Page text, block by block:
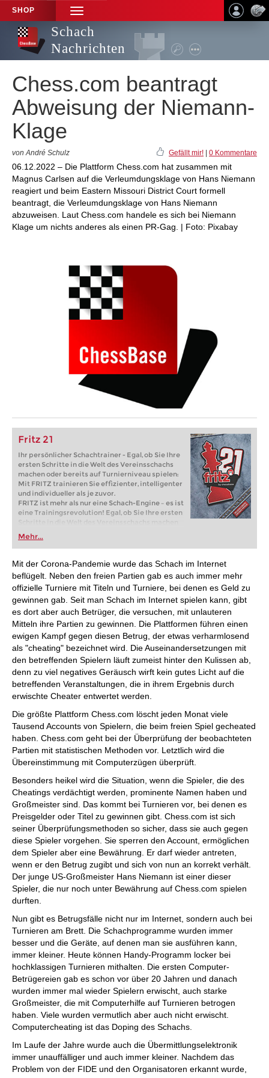
SHOP
TOGGLE
NAVIGATION
Schach
Nachrichten
Chess.com beantragt
Abweisung der Niemann-
Klage
von André Schulz Gefällt mir! 0 Kommentare
06.12.2022 – Die Plattform Chess.com hat zusammen mit
Magnus Carlsen auf die Verleumdungsklage von Hans Niemann
reagiert und beim Eastern Missouri District Court formell
beantragt, die Verleumdungsklage von Hans Niemann
abzuweisen. Laut Chess.com handele es sich bei Niemann
Klage um nichts anderes als einen PR-Gag. | Foto: Pixabay
Fritz 21
Ihr persönlicher Schachtrainer - Egal, ob Sie Ihre
ersten Schritte in die Welt des Vereinsschachs
machen oder bereits auf Turnierniveau spielen:
Mit FRITZ trainieren Sie effizienter, intelligenter
und individueller als je zuvor.
FRITZ ist mehr als nur eine Schach-Engine – es ist
eine Trainingsrevolution! Egal, ob Sie Ihre ersten
Schritte in die Welt des Vereinsschachs machen
oder bereits auf Turnierniveau spielen: Mit
FRITZ trainieren Sie effizienter, intelligenter und
individueller als je zuvor.
Mehr...
Mit der Corona-Pandemie wurde das Schach im Internet
beflügelt. Neben den freien Partien gab es auch immer mehr
offizielle Turniere mit Titeln und Turniere, bei denen es Geld zu
gewinnen gab. Seit man Schach im Internet spielen kann, gibt
es dort aber auch Betrüger, die versuchen, mit unlauteren
Mitteln ihre Partien zu gewinnen. Die Plattformen führen einen
ewigen Kampf gegen diesen Betrug, der etwas verharmlosend
als "cheating" bezeichnet wird. Die Auseinandersetzungen mit
den betreffenden Spielern läuft zumeist hinter den Kulissen ab,
denn zu viel negatives Geräusch wirft kein gutes Licht auf die
betreffenden Veranstaltungen, die in ihrem Ergebnis durch
erwischte Cheater entwertet werden.
Die größte Plattform Chess.com löscht jeden Monat viele
Tausend Accounts von Spielern, die beim freien Spiel gecheated
haben. Chess.com geht bei der Überprüfung der beobachteten
Partien mit statistischen Methoden vor. Letztlich wird die
Übereinstimmung mit Computerzügen überprüft.
Besonders heikel wird die Situation, wenn die Spieler, die des
Cheatings verdächtigt werden, prominente Namen haben und
Großmeister sind. Das kommt bei Turnieren vor, bei denen es
Preisgelder oder Titel zu gewinnen gibt. Chess.com ist sich
seiner Überprüfungsmethoden so sicher, dass sie auch gegen
diese Spieler vorgehen. Sie sperren den Account, ermöglichen
dem Spieler aber eine Bewährung. Er darf wieder antreten,
wenn er den Betrug zugibt und sich von nun an korrekt verhält.
Der junge US-Großmeister Hans Niemann ist einer dieser
Spieler, die nur noch unter Bewährung auf Chess.com spielen
durften.
Nun gibt es Betrugsfälle nicht nur im Internet, sondern auch bei
Turnieren am Brett. Die Schachprogramme wurden immer
besser und die Geräte, auf denen man sie ausführen kann,
immer kleiner. Heute können Handy-Programm locker bei
hochklassigen Turnieren mithalten. Die ersten Computer-
Betrügereien gab es schon vor über 20 Jahren und danach
wurden immer mal wieder Spielern erwischt, auch starke
Großmeister, die mit Computerhilfe auf Turnieren betrogen
haben. Viele wurden vermutlich aber auch nicht erwischt.
Computercheating ist das Doping des Schachs.
Im Laufe der Jahre wurde auch die Übermittlungselektronik
immer unauffälliger und auch immer kleiner. Nachdem das
Problem von der FIDE und den Organisatoren erkannt wurde,